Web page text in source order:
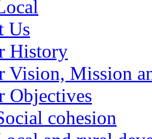
Us
History
Vision, Mission
Objectives
cohesion